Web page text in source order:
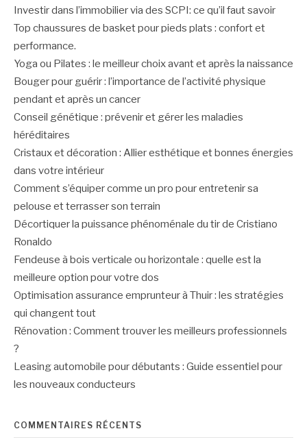
Investir dans l’immobilier via des SCPI: ce qu’il faut savoir
Top chaussures de basket pour pieds plats : confort et
performance.
Yoga ou Pilates : le meilleur choix avant et après la naissance
Bouger pour guérir : l’importance de l’activité physique
pendant et après un cancer
Conseil génétique : prévenir et gérer les maladies
héréditaires
Cristaux et décoration : Allier esthétique et bonnes énergies
dans votre intérieur
Comment s’équiper comme un pro pour entretenir sa
pelouse et terrasser son terrain
Décortiquer la puissance phénoménale du tir de Cristiano
Ronaldo
Fendeuse à bois verticale ou horizontale : quelle est la
meilleure option pour votre dos
Optimisation assurance emprunteur à Thuir : les stratégies
qui changent tout
Rénovation : Comment trouver les meilleurs professionnels
?
Leasing automobile pour débutants : Guide essentiel pour
les nouveaux conducteurs
COMMENTAIRES RÉCENTS